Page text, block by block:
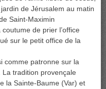
de Jérusalem au matin
Saint-Maximin
de prier l’office
sur le petit office de la
comme patronne sur la
La tradition provençale
la Sainte-Baume (Var) et